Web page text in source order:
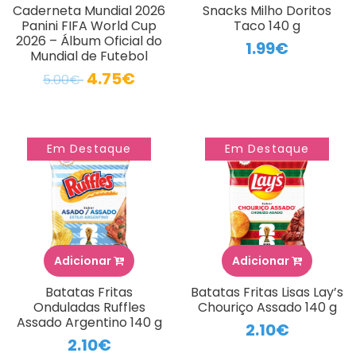
Caderneta Mundial 2026
Panini FIFA World Cup
2026 – Álbum Oficial do
Mundial de Futebol
5.00€ 4.75€
Snacks Milho Doritos
Taco 140 g
1.99€
Em Destaque
Adicionar
Batatas Fritas
Onduladas Ruffles
Assado Argentino 140 g
2.10€
Em Destaque
Adicionar
Batatas Fritas Lisas Lay’s
Chouriço Assado 140 g
2.10€